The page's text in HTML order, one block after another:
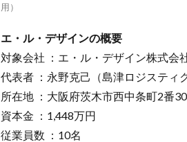
用）
エ・ル・デザインの概要
対象会社 ：エ・ル・デザイン株式会
代表者 ：永野克己（島津ロジスティ
所在地 ：大阪府茨木市西中条町2番
資本金 ：1,448万円
従業員数 ：10名